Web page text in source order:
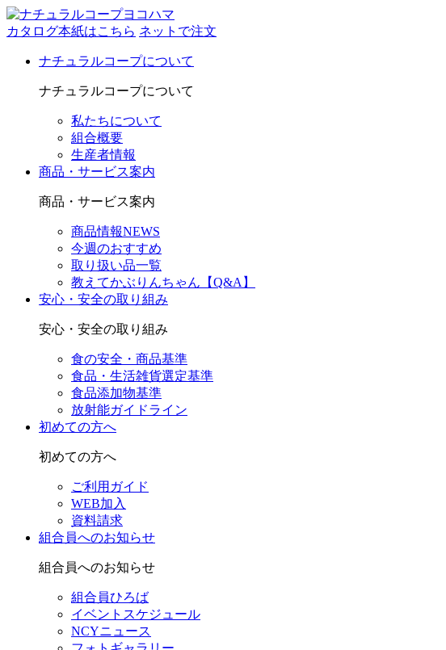
カタログ本紙はこちら ネットで注文
ナチュラルコープについて
ナチュラルコープについて
私たちについて
組合概要
生産者情報
商品・サービス案内
商品・サービス案内
商品情報NEWS
今週のおすすめ
取り扱い品一覧
教えてかぶりんちゃん【Q&A】
安心・安全の取り組み
安心・安全の取り組み
食の安全・商品基準
食品・生活雑貨選定基準
食品添加物基準
放射能ガイドライン
初めての方へ
初めての方へ
ご利用ガイド
WEB加入
資料請求
組合員へのお知らせ
組合員へのお知らせ
組合員ひろば
イベントスケジュール
NCYニュース